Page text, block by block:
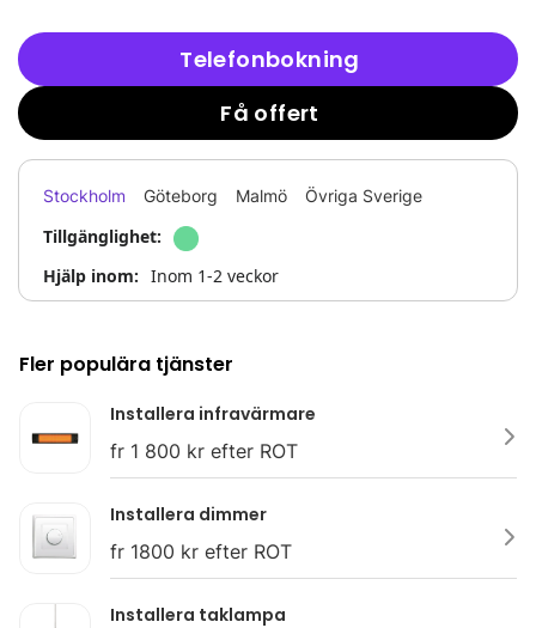
Telefonbokning
Få offert
Stockholm Göteborg Malmö Övriga Sverige
Tillgänglighet:
Hjälp inom: Inom 1-2 veckor
Fler populära tjänster
Installera infravärmare
fr 1 800 kr efter ROT
Installera dimmer
fr 1800 kr efter ROT
Installera taklampa